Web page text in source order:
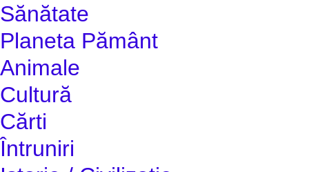
Sănătate
Planeta Pământ
Animale
Cultură
Cărti
Întruniri